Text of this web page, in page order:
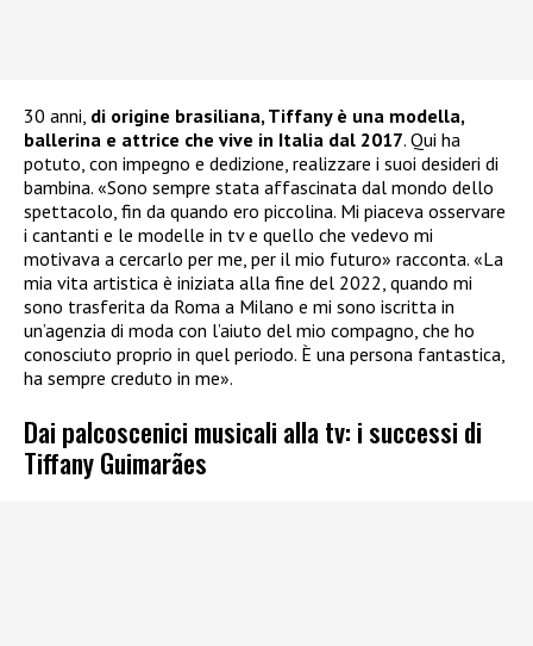
30 anni, di origine brasiliana, Tiffany è una modella,
ballerina e attrice che vive in Italia dal 2017. Qui ha
potuto, con impegno e dedizione, realizzare i suoi desideri di
bambina. «Sono sempre stata affascinata dal mondo dello
spettacolo, fin da quando ero piccolina. Mi piaceva osservare
i cantanti e le modelle in tv e quello che vedevo mi
motivava a cercarlo per me, per il mio futuro» racconta. «La
mia vita artistica è iniziata alla fine del 2022, quando mi
sono trasferita da Roma a Milano e mi sono iscritta in
un’agenzia di moda con l’aiuto del mio compagno, che ho
conosciuto proprio in quel periodo. È una persona fantastica,
ha sempre creduto in me».
Dai palcoscenici musicali alla tv: i successi di
Tiffany Guimarães